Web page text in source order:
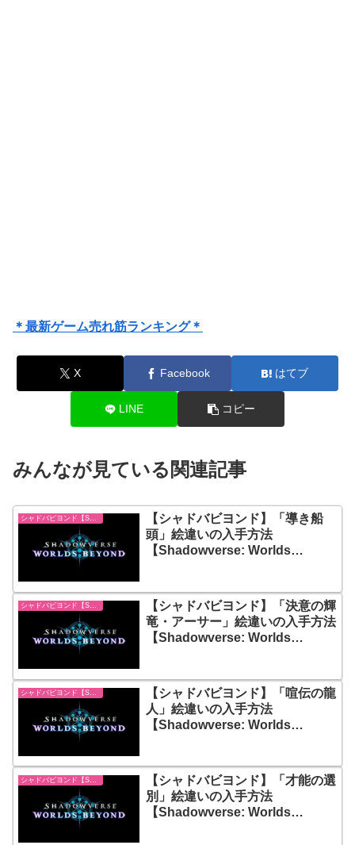
＊最新ゲーム売れ筋ランキング＊
X Facebook はてブ
LINE コピー
みんなが見ている関連記事
シャドバビヨンド【Shadowverse: Worlds Beyond】
【シャドバビヨンド】「導き船
頭」絵違いの入手方法
【Shadowverse: Worlds
シャドバビヨンド【Shadowverse: Worlds Beyond】
【シャドバビヨンド】「決意の輝
竜・アーサー」絵違いの入手方法
【Shadowverse: Worlds
【シャドバビヨンド】「喧伝の龍
人」絵違いの入手方法
【Shadowverse: Worlds
【シャドバビヨンド】「才能の選
別」絵違いの入手方法
【Shadowverse: Worlds